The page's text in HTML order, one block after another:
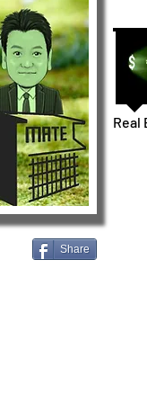
Share
Real